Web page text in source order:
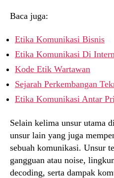
Baca juga:
Etika Komunikasi Bisnis
Etika Komunikasi Di
Kode Etik Wartawan
Sejarah Perkembangan
Etika Komunikasi Antar
Selain kelima unsur utama
unsur lain yang juga
sebuah komunikasi. Unsur
gangguan atau noise,
decoding, serta dampak